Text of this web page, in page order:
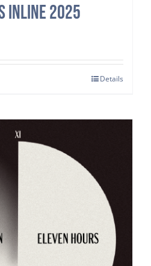
Inline 2025
Details